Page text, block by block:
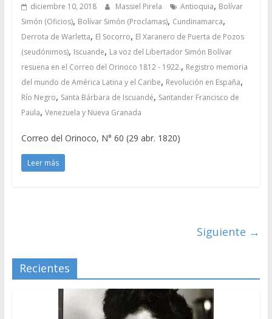
diciembre 10, 2018 Massiel Pirela Antioquia, Bolívar
Simón (Oficios), Bolívar Simón (Proclamas), Cundinamarca,
Derrota de Warletta, El Socorro, El Xaranero de Puerta de Pozos
(seudónimos), Iscuande, La voz del Libertador Simón Bolívar
resuena en el Correo del Orinoco 1812 - 1922., Registro memoria
del mundo de América Latina y el Caribe, Revolución en España,
Río Negro, Santa Bárbara de Iscuandé, Santander Francisco de
Paula, Venezuela y Nueva Granada
Correo del Orinoco, N° 60 (29 abr. 1820)
Leer más
Siguiente →
Recientes